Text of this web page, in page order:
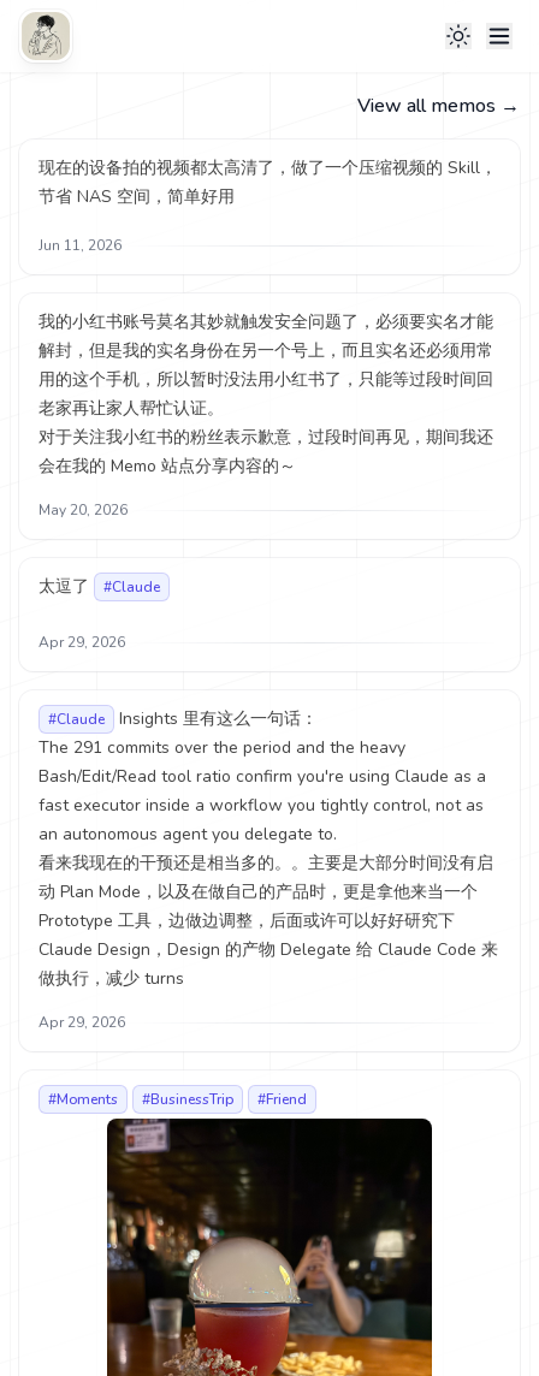
View all memos →
现在的设备拍的视频都太高清了，做了一个压缩视频的 Skill，
节省 NAS 空间，简单好用
Jun 11, 2026
我的小红书账号莫名其妙就触发安全问题了，必须要实名才能
解封，但是我的实名身份在另一个号上，而且实名还必须用常
用的这个手机，所以暂时没法用小红书了，只能等过段时间回
老家再让家人帮忙认证。
对于关注我小红书的粉丝表示歉意，过段时间再见，期间我还
会在我的 Memo 站点分享内容的～
May 20, 2026
太逗了 #Claude
Apr 29, 2026
#Claude
Insights 里有这么一句话：
The 291 commits over the period and the heavy
Bash/Edit/Read tool ratio confirm you're using Claude as a
fast executor inside a workflow you tightly control, not as
an autonomous agent you delegate to.
看来我现在的干预还是相当多的。。主要是大部分时间没有启
动 Plan Mode，以及在做自己的产品时，更是拿他来当一个
Prototype 工具，边做边调整，后面或许可以好好研究下
Claude Design，Design 的产物 Delegate 给 Claude Code 来
做执行，减少 turns
Apr 29, 2026
#Moments #BusinessTrip #Friend